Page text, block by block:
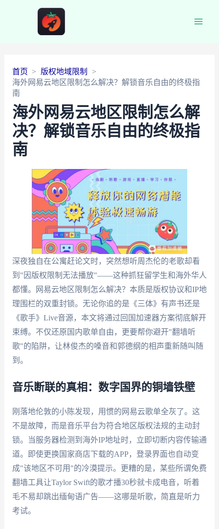
首页
版权地域限制
海外网易云地区限制怎么解决？解锁音乐自由的终极指
南
海外网易云地区限制怎么解
决？解锁音乐自由的终极指
南
深夜独自在公寓赶论文时，突然想听周杰伦的老歌却看
到"因版权限制无法播放"——这种抓狂留学生和海外华人
都懂。网易云地区限制怎么解决？本质是版权协议和IP地
理围栏的双重封锁。无论你追的是《三体》有声书还是
《歌手》Live音源，本文将通过回国加速器方案彻底解开
束缚。不仅还原国内歌单自由，更要帮你避开"翻墙听
歌"的陷阱，让林俊杰的嗓音和郭德纲的相声重新随叫随
到。
音乐断联的真相：数字国界的铜墙铁壁
刚落地伦敦的小陈发现，用惯的网易云歌单全灰了。这
不是故障，而是音乐平台为符合地区版权法规的主动封
锁。当服务器检测到海外IP地址时，立即切断内容传输通
道。即使更换国家商店下载的APP，登录界面也自动变
成"该地区不可用"的冷漠提示。更糟的是，某些所谓免费
翻墙工具让Taylor Swift的歌才播30秒就卡成电音，听着
毛不易却跳出缅甸语广告——这哪是听歌，简直是听力
考试。